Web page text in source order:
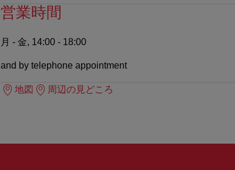
営業時間
月 - 金, 14:00 - 18:00
and by telephone appointment
地図 周辺の見どころ